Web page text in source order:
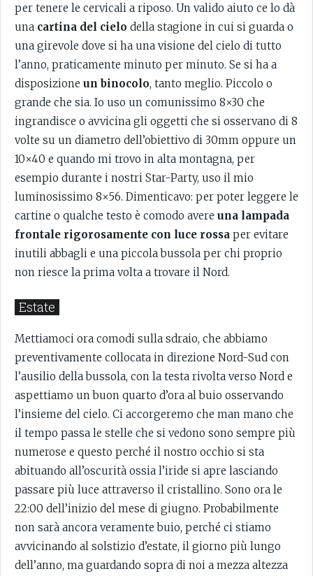
per tenere le cervicali a riposo. Un valido aiuto ce lo dà
una cartina del cielo della stagione in cui si guarda o
una girevole dove si ha una visione del cielo di tutto
l’anno, praticamente minuto per minuto. Se si ha a
disposizione un binocolo, tanto meglio. Piccolo o
grande che sia. Io uso un comunissimo 8×30 che
ingrandisce o avvicina gli oggetti che si osservano di 8
volte su un diametro dell’obiettivo di 30mm oppure un
10×40 e quando mi trovo in alta montagna, per
esempio durante i nostri Star-Party, uso il mio
luminosissimo 8×56. Dimenticavo: per poter leggere le
cartine o qualche testo è comodo avere una lampada
frontale rigorosamente con luce rossa per evitare
inutili abbagli e una piccola bussola per chi proprio
non riesce la prima volta a trovare il Nord.
Estate
Mettiamoci ora comodi sulla sdraio, che abbiamo
preventivamente collocata in direzione Nord-Sud con
l’ausilio della bussola, con la testa rivolta verso Nord e
aspettiamo un buon quarto d’ora al buio osservando
l’insieme del cielo. Ci accorgeremo che man mano che
il tempo passa le stelle che si vedono sono sempre più
numerose e questo perché il nostro occhio si sta
abituando all’oscurità ossia l’iride si apre lasciando
passare più luce attraverso il cristallino. Sono ora le
22:00 dell’inizio del mese di giugno. Probabilmente
non sarà ancora veramente buio, perché ci stiamo
avvicinando al solstizio d’estate, il giorno più lungo
dell’anno, ma guardando sopra di noi a mezza altezza